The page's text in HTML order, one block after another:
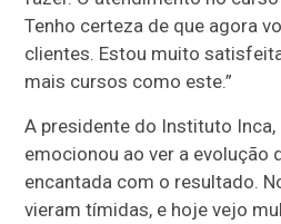
Tenho certeza de que agora
clientes. Estou muito
mais cursos como este.”
A presidente do Instituto Inca,
emocionou ao ver a evolução
encantada com o resultado.
vieram tímidas, e hoje vejo